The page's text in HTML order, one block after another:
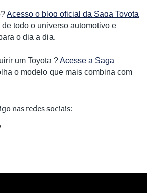
Acesso o blog oficial da Saga Toyota
todo o universo automotivo e
o dia a dia.
um Toyota ? Acesse a Saga
o modelo que mais combina com
nas redes sociais: